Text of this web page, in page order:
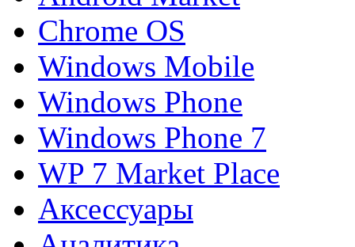
Chrome OS
Windows Mobile
Windows Phone
Windows Phone 7
WP 7 Market Place
Аксессуары